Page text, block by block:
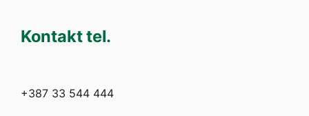
Kontakt tel.
+387 33 544 444